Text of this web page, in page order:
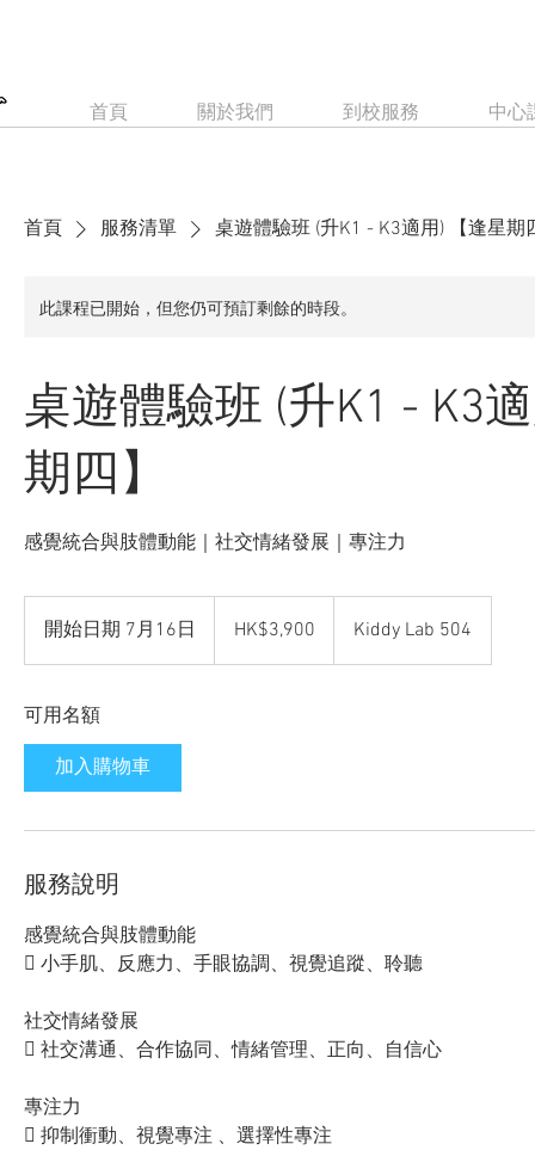
首頁 關於我們 到校服務 中心
首頁 服務清單 桌遊體驗班 (升K1 - K3適用) 【逢星期
此課程已開始，但您仍可預訂剩餘的時段。
桌遊體驗班 (升K1 - K3
期四】
感覺統合與肢體動能｜社交情緒發展｜專注力
開始日期 7月16日
始
6
KongHK$3,900 Kiddy Lab 504
可用名額
加入購物車
服務說明
感覺統合與肢體動能
 小手肌、反應力、手眼協調、視覺追蹤、聆聽
社交情緒發展
 社交溝通、合作協同、情緒管理、正向、自信心
專注力
 抑制衝動、視覺專注 、選擇性專注